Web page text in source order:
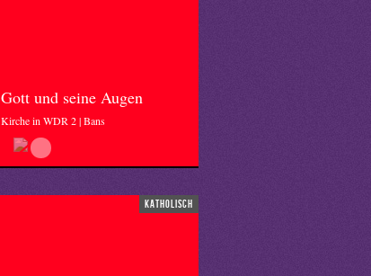
Gott und seine Augen
Kirche in WDR 2 | Bans
katholisch